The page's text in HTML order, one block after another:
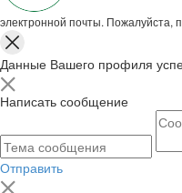
электронной почты. Пожалуйста,
Данные Вашего профиля
Написать сообщение
Отправить